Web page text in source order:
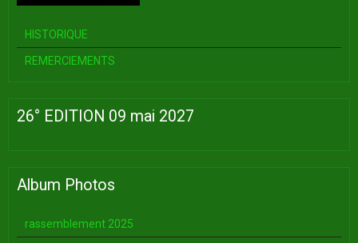
HISTORIQUE
REMERCIEMENTS
26° EDITION 09 mai 2027
Album Photos
rassemblement 2025